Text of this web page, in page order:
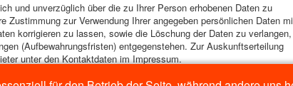
und unverzüglich über die zu Ihrer Person erhobenen Daten zu
Zustimmung zur Verwendung Ihrer angegeben persönlichen Daten
korrigieren zu lassen, sowie die Löschung der Daten zu verlangen,
(Aufbewahrungsfristen) entgegenstehen. Zur Auskunftserteilung
unter den Kontaktdaten im Impressum.